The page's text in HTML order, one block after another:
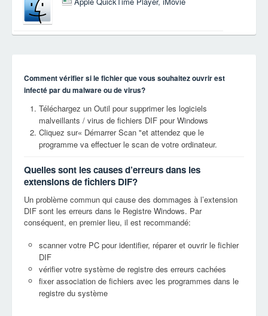
Comment vérifier si le fichier que vous souhaitez ouvrir est
infecté par du malware ou de virus?
Téléchargez un Outil pour supprimer les logiciels
malveillants / virus de fichiers DIF pour Windows
Cliquez sur« Démarrer Scan "et attendez que le
programme va effectuer le scan de votre ordinateur.
Quelles sont les causes d’erreurs dans les
extensions de fichiers DIF?
Un problème commun qui cause des dommages à l’extension
DIF sont les erreurs dans le Registre Windows. Par
conséquent, en premier lieu, il est recommandé:
scanner votre PC pour identifier, réparer et ouvrir le fichier
DIF
vérifier votre système de registre des erreurs cachées
fixer association de fichiers avec les programmes dans le
registre du système